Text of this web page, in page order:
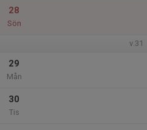
28
Sön
v.31
29
Mån
30
Tis